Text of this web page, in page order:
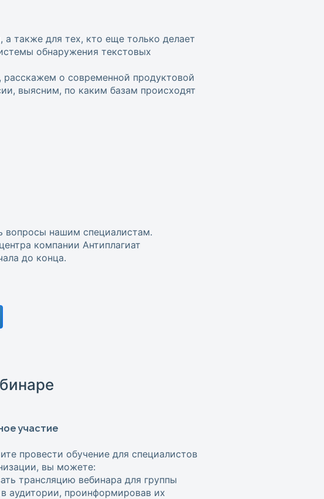
также для тех, кто еще только делает
обнаружения текстовых
расскажем о современной продуктовой
выясним, по каким базам происходят
вопросы нашим специалистам.
компании Антиплагиат
до конца.
участие
провести обучение для специалистов
вы можете:
трансляцию вебинара для группы
аудитории, проинформировав их